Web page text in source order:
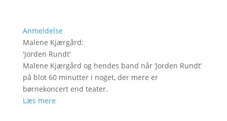
Anmeldelse
Malene Kjærgård:
'Jorden Rundt'
Malene Kjærgård og hendes band når ’Jorden Rundt’
på blot 60 minutter i noget, der mere er
børnekoncert end teater.
Læs mere